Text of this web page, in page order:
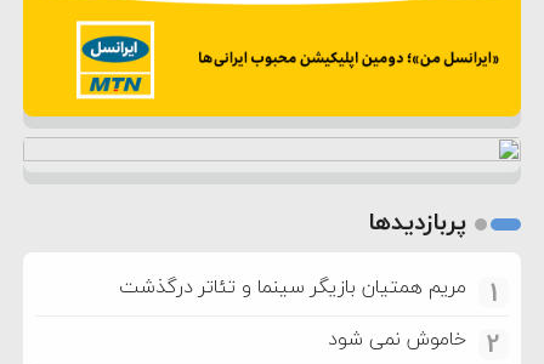
پربازدیدها
1 مریم همتیان بازیگر سینما و تئاتر درگذشت
2 خاموش نمی شود